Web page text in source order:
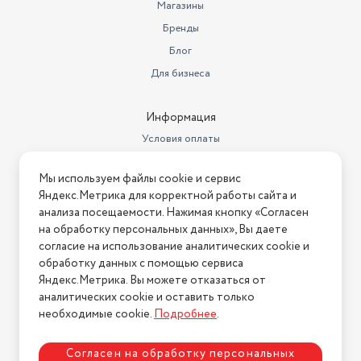
1.5 кг
Магазины
Бренды
Блог
Для бизнеса
Информация
Условия оплаты
Условия возврата
Нашли ошибку на сайте? Напишите нам
2026 © Интернет-магазин "АстМаркет". У нас есть всё!
Политика конфиденциальности
Мы используем файлы cookie и сервис
Яндекс.Метрика для корректной работы сайта и
анализа посещаемости. Нажимая кнопку «Согласен
на обработку персональных данных», Вы даете
согласие на использование аналитических cookie и
обработку данных с помощью сервиса
Яндекс.Метрика. Вы можете отказаться от
аналитических cookie и оставить только
необходимые cookie.Подробнее.
Согласен на обработку персональных